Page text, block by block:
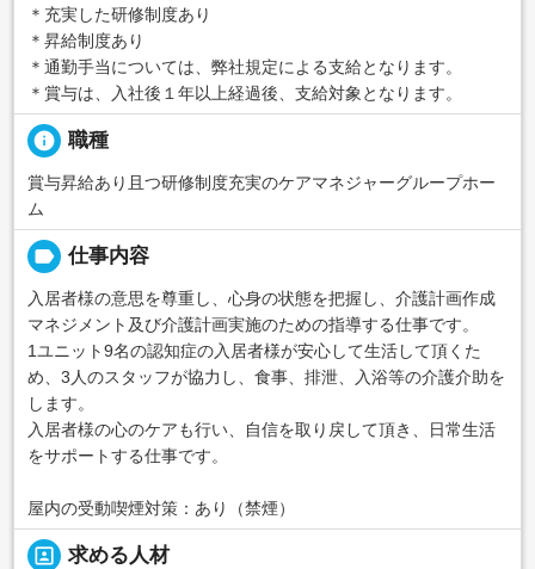
＊充実した研修制度あり
＊昇給制度あり
＊通勤手当については、弊社規定による支給となります。
＊賞与は、入社後１年以上経過後、支給対象となります。
info 職種
賞与昇給あり且つ研修制度充実のケアマネジャーグループホー
ム
label 仕事内容
入居者様の意思を尊重し、心身の状態を把握し、介護計画作成
マネジメント及び介護計画実施のための指導する仕事です。
1ユニット9名の認知症の入居者様が安心して生活して頂くた
め、3人のスタッフが協力し、食事、排泄、入浴等の介護介助を
します。
入居者様の心のケアも行い、自信を取り戻して頂き、日常生活
をサポートする仕事です。
屋内の受動喫煙対策：あり（禁煙）
portrait 求める人材